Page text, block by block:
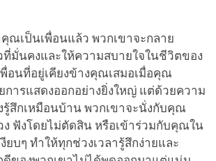
คุณเป็นเพื่อนแล้ว พวกเขาจะกลาย
ที่มั่นคงและให้ความสบายใจในชีวิตของ
อนที่อยู่เคียงข้างคุณเสมอเมื่อคุณ
การแสดงออกอย่างยิ่งใหญ่ แต่ด้วยความ
รู้สึกเหมือนบ้าน พวกเขาจะนั่งกับคุณ
ฟังโดยไม่ตัดสิน หรือเข้าร่วมกับคุณใน
ยบๆ ทำให้ทุกช่วงเวลารู้สึกง่ายและ